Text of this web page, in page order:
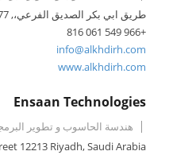
طريق ابي بكر الصديق الفرعي،, At Taawun, Riyadh 12477
+966 549 061 816
info@alkhdirh.com
www.alkhdirh.com
Ensaan Technologies
هندسة الحاسوب و تطوير
12213 Riyadh, Saudi Arabia